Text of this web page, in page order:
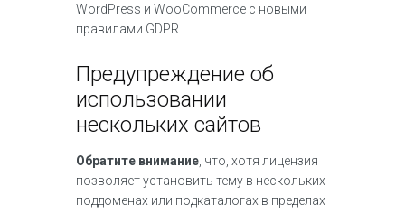
WordPress и WooCommerce с новыми
правилами GDPR.
Предупреждение об
использовании
нескольких сайтов
Обратите внимание , что, хотя лицензия
позволяет установить тему в нескольких
поддоменах или подкаталогах в пределах